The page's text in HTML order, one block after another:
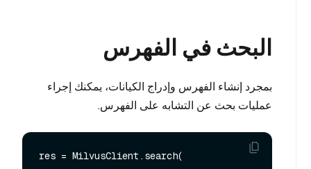
البحث في الفهرس
بمجرد إنشاء الفهرس وإدراج الكيانات، يمكنك إجراء
عمليات بحث عن التشابه على الفهرس.
res = MilvusClient.search(